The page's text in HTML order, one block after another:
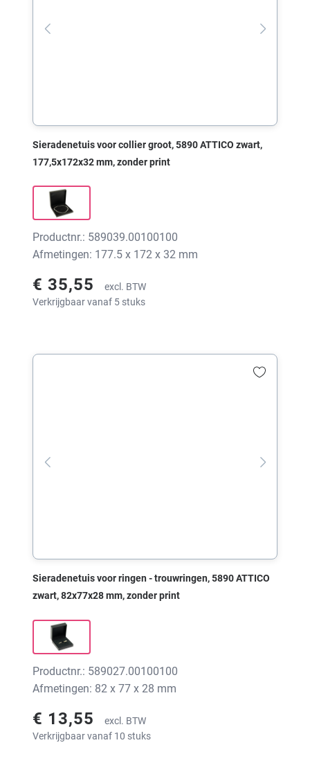
Sieradenetuis voor collier groot, 5890 ATTICO zwart,
177,5x172x32 mm, zonder print
Productnr.: 589039.00100100
Afmetingen: 177.5 x 172 x 32 mm
€ 35,55
excl. BTW
Verkrijgbaar vanaf 5 stuks
Sieradenetuis voor ringen - trouwringen, 5890 ATTICO
zwart, 82x77x28 mm, zonder print
Productnr.: 589027.00100100
Afmetingen: 82 x 77 x 28 mm
€ 13,55
excl. BTW
Verkrijgbaar vanaf 10 stuks